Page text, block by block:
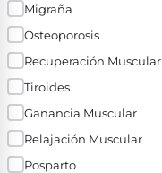
Migraña
Osteoporosis
Recuperación Muscular
Tiroides
Ganancia Muscular
Relajación Muscular
Posparto